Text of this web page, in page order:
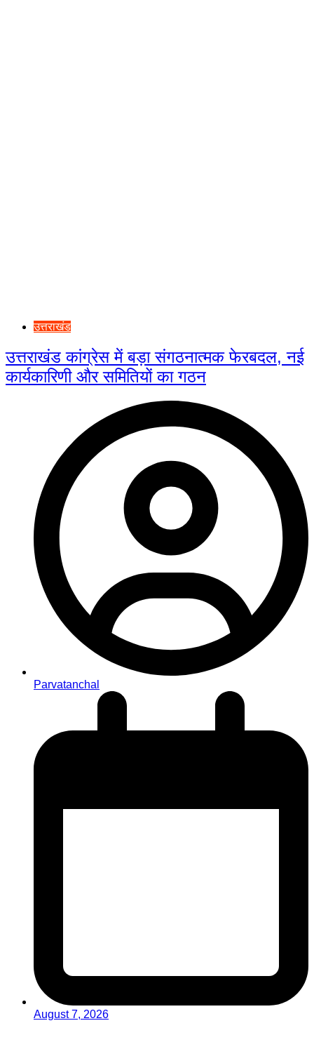
उत्तराखंड
उत्तराखंड कांग्रेस में बड़ा संगठनात्मक फेरबदल, नई
कार्यकारिणी और समितियों का गठन
Parvatanchal
August 7, 2026